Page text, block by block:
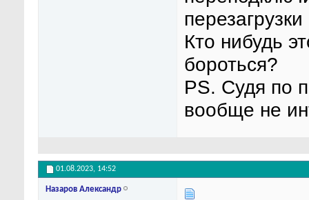
Кто нибудь
бороться?
PS. Судя по
вообще не
01.08.2023, 14:52
Назаров Александр